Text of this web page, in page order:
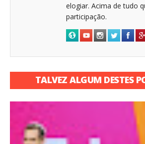
elogiar. Acima de tudo
participação.
TALVEZ ALGUM DESTES